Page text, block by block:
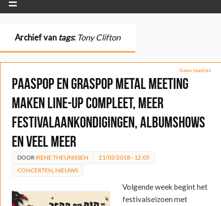
Archief van tags: Tony Clifton
Geen reacties
Paaspop en Graspop Metal Meeting
maken line-up compleet, meer
festivalaankondigingen, albumshows
en veel meer
DOOR IRENE THEUNISSEN
21/03/2018 - 12:05
CONCERTEN NIEUWS
Volgende week begint het
festivalseizoen met